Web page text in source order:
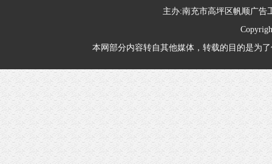
主办:南充市高坪区帆顺广
本网部分内容转自其他媒体，转载的目的是为